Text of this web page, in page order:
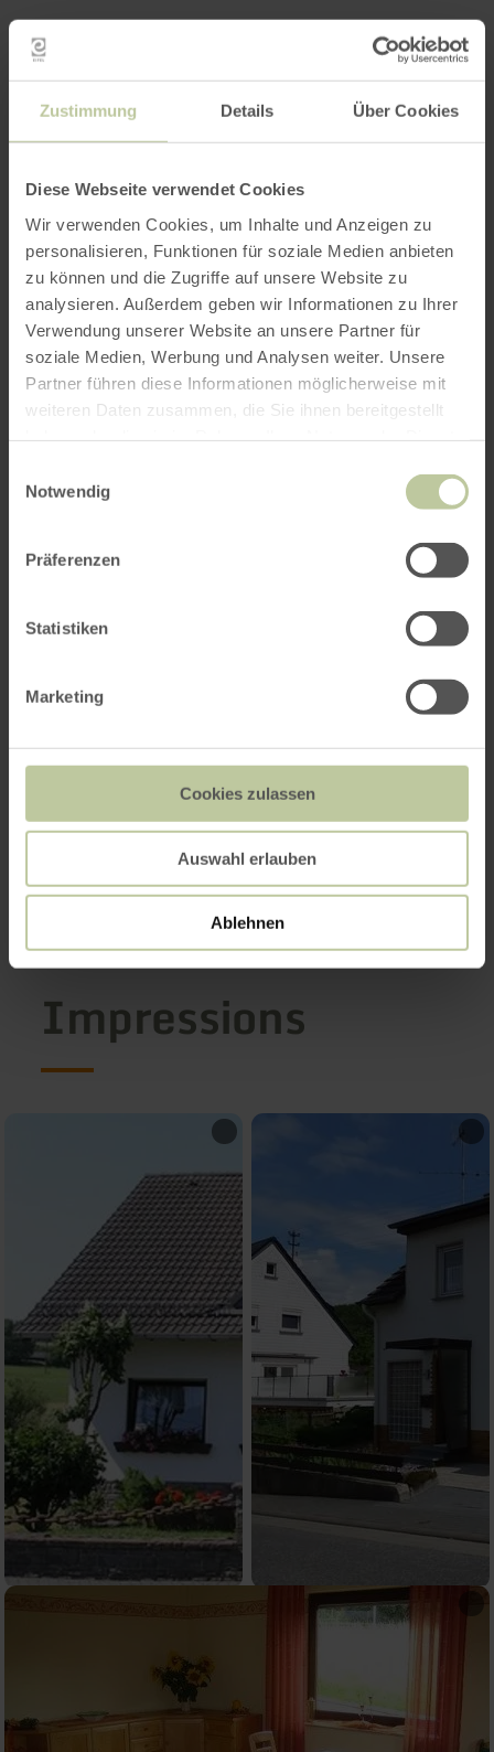
Zustimmung Details Über Cookies
Diese Webseite verwendet Cookies
Wir verwenden Cookies, um Inhalte und Anzeigen zu
personalisieren, Funktionen für soziale Medien anbieten
zu können und die Zugriffe auf unsere Website zu
analysieren. Außerdem geben wir Informationen zu Ihrer
Verwendung unserer Website an unsere Partner für
soziale Medien, Werbung und Analysen weiter. Unsere
Partner führen diese Informationen möglicherweise mit
weiteren Daten zusammen, die Sie ihnen bereitgestellt
Notwendig
Präferenzen
Statistiken
Marketing
Cookies zulassen
Auswahl erlauben
Ablehnen
Impressions